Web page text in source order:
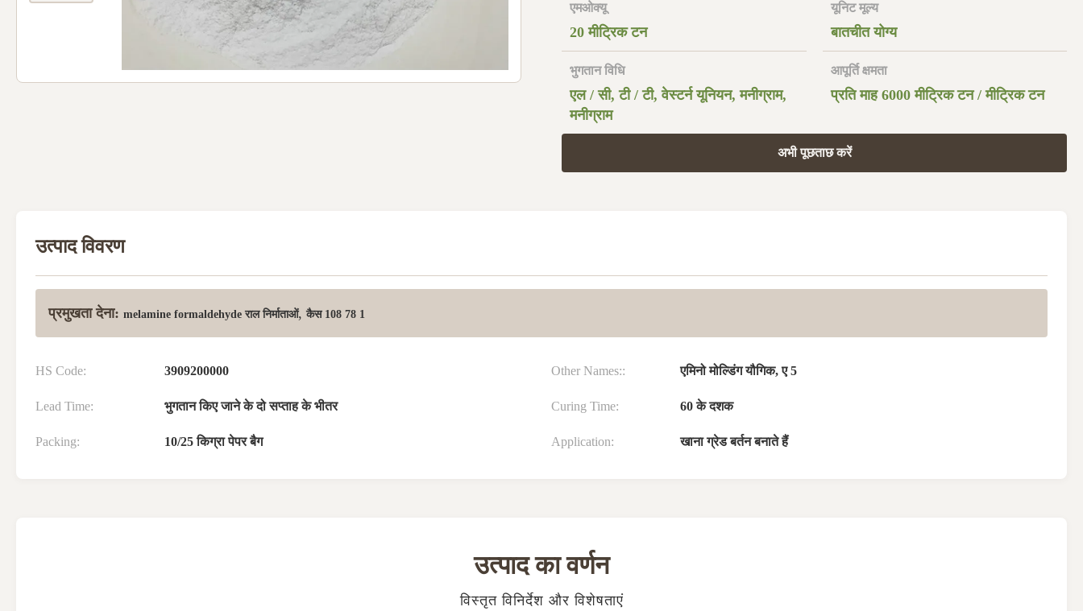
एमओक्यू
20 मीट्रिक टन
यूनिट मूल्य
बातचीत योग्य
भुगतान विधि
एल / सी, टी / टी, वेस्टर्न यूनियन, मनीग्राम,
मनीग्राम
आपूर्ति क्षमता
प्रति माह 6000 मीट्रिक टन / मीट्रिक टन
अभी पूछताछ करें
उत्पाद विवरण
प्रमुखता देना: melamine formaldehyde राल निर्माताओं,कैस 108 78 1
HS Code: 3909200000 Other Names:: एमिनो मोल्डिंग यौगिक, ए 5
Lead Time: भुगतान किए जाने के दो सप्ताह के भीतर Curing Time: 60 के दशक
Packing: 10/25 किग्रा पेपर बैग Application: खाना ग्रेड बर्तन बनाते हैं
उत्पाद का वर्णन
विस्तृत विनिर्देश और विशेषताएं